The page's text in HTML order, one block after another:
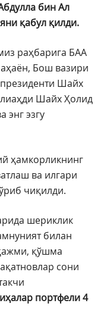
бин Ал
қабул қилди.
раҳбарига БАА
Бош вазири
Шайх
Шайх Ҳолид
энг эзгу
ҳамкорликнинг
ва илгари
чиқилди.
шериклик
билан
қўшма
сони
портфели 4